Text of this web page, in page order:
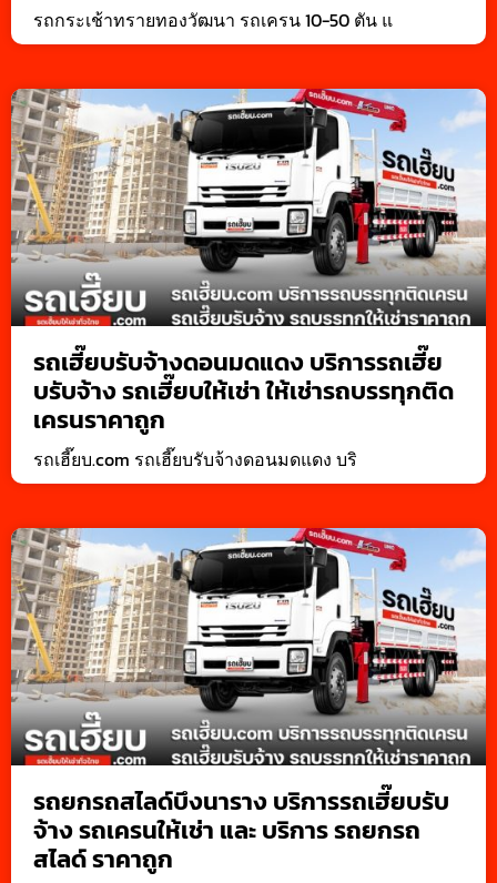
รถกระเช้าทรายทองวัฒนา รถเครน 10-50 ตัน แ
รถเฮี๊ยบรับจ้างดอนมดแดง บริการรถเฮี๊ย
บรับจ้าง รถเฮี๊ยบให้เช่า ให้เช่ารถบรรทุกติด
เครนราคาถูก
รถเฮี๊ยบ.com รถเฮี๊ยบรับจ้างดอนมดแดง บริ
รถยกรถสไลด์บึงนาราง บริการรถเฮี๊ยบรับ
จ้าง รถเครนให้เช่า และ บริการ รถยกรถ
สไลด์ ราคาถูก